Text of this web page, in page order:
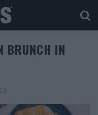
BRUNCH IN